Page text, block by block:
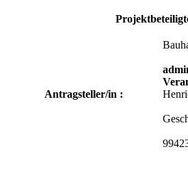
Antragsteller/in :